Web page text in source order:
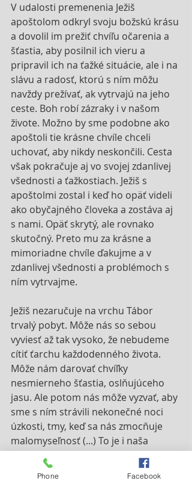
V udalosti premenenia Ježiš
apoštolom odkryl svoju božskú krásu
a dovolil im prežiť chvíľu očarenia a
šťastia, aby posilnil ich vieru a
pripravil ich na ťažké situácie, ale i na
slávu a radosť, ktorú s ním môžu
navždy prežívať, ak vytrvajú na jeho
ceste. Boh robí zázraky i v našom
živote. Možno by sme podobne ako
apoštoli tie krásne chvíle chceli
uchovať, aby nikdy neskončili. Cesta
však pokračuje aj vo svojej zdanlivej
všednosti a ťažkostiach. Ježiš s
apoštolmi zostal i keď ho opäť videli
ako obyčajného človeka a zostáva aj
s nami. Opäť skrytý, ale rovnako
skutočný. Preto mu za krásne a
mimoriadne chvíle ďakujme a v
zdanlivej všednosti a problémoch s
ním vytrvajme.
Ježiš nezaručuje na vrchu Tábor
trvalý pobyt. Môže nás so sebou
vyviesť až tak vysoko, že nebudeme
cítiť ťarchu každodenného života.
Môže nám darovať chvíľky
nesmierneho šťastia, oslňujúceho
jasu. Ale potom nás môže vyzvať, aby
sme s ním strávili nekonečné noci
úzkosti, tmy, keď sa nás zmocňuje
malomyseľnosť (...) To je i naša
dráma. Z kontemplácie zostúpiť do
každodenného života. So všedným
Phone Facebook